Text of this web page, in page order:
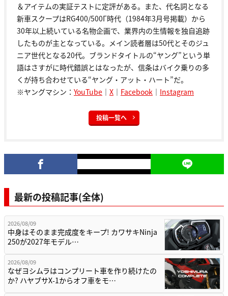
＆アイテムの実証テストに定評がある。また、代名詞となる
新車スクープはRG400/500Γ時代（1984年3月号掲載）から
30年以上続いている名物企画で、業界内の生情報を独自追跡
したものが主となっている。メイン読者層は50代とそのジュ
ニア世代となる20代。ブランドタイトルの“ヤング”という単
語はさすがに時代錯誤とはなったが、信条はバイク乗りの多
くが持ち合わせている“ヤング・アット・ハート”だ。
※ヤングマシン： YouTube ｜ X ｜ Facebook ｜ Instagram
投稿一覧へ
最新の投稿記事(全体)
2026/08/09
中身はそのまま完成度をキープ! カワサキNinja
250が2027年モデル…
2026/08/09
なぜヨシムラはコンプリート車を作り続けたの
か? ハヤブサX-1からオフ車をモ…